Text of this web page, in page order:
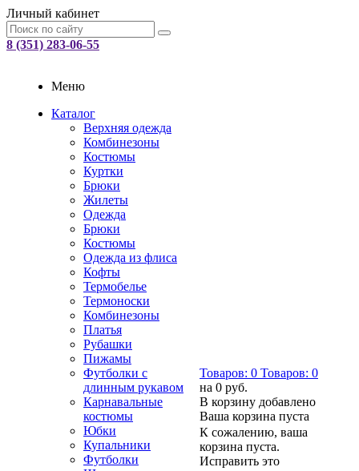
Личный кабинет
8 (351) 283-06-55
Меню
Каталог
Верхняя одежда
Комбинезоны
Костюмы
Куртки
Брюки
Жилеты
Одежда
Брюки
Костюмы
Одежда из флиса
Кофты
Термобелье
Термоноски
Комбинезоны
Платья
Рубашки
Пижамы
Футболки с
длинным рукавом
Карнавальные
костюмы
Юбки
Купальники
Футболки
Товаров: 0 Товаров: 0
на 0 руб.
В корзину добавлено
Ваша корзина пуста
К сожалению, ваша
корзина пуста.
Исправить это